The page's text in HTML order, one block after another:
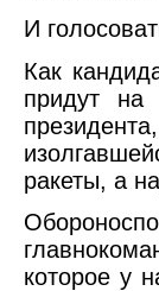
И
Как
придут на
ракеты, а
которое у